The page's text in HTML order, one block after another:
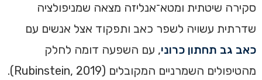
סקירה שיטתית ומטא־אנליזה מצאה שמניפולציה
שדרתית עשויה לשפר כאב ותפקוד אצל אנשים עם
כאב גב תחתון כרוני, עם השפעה דומה לחלק
מהטיפולים השמרניים המקובלים (Rubinstein, 2019).